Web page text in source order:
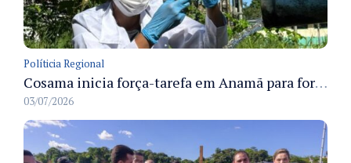
Políticia Regional
Cosama inicia força-tarefa em Anamã para fortalecer abastecimento de água e segurança hídrica da população
03/07/2026